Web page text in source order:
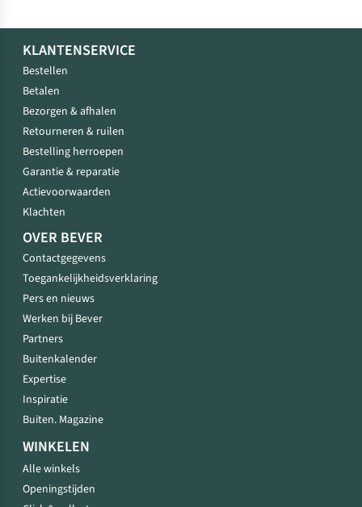
KLANTENSERVICE
Bestellen
Betalen
Bezorgen & afhalen
Retourneren & ruilen
Bestelling herroepen
Garantie & reparatie
Actievoorwaarden
Klachten
OVER BEVER
Contactgegevens
Toegankelijkheidsverklaring
Pers en nieuws
Werken bij Bever
Partners
Buitenkalender
Expertise
Inspiratie
Buiten. Magazine
WINKELEN
Alle winkels
Openingstijden